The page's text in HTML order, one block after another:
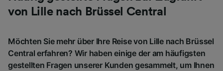
von Lille nach Brüssel Central
Möchten Sie mehr über Ihre Reise von Lille nach Brüssel
Central erfahren? Wir haben einige der am häufigsten
gestellten Fragen unserer Kunden gesammelt, um Ihnen